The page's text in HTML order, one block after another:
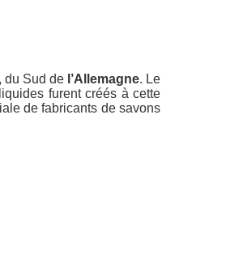
du Sud de l’Allemagne. Le
furent créés à cette
de fabricants de savons